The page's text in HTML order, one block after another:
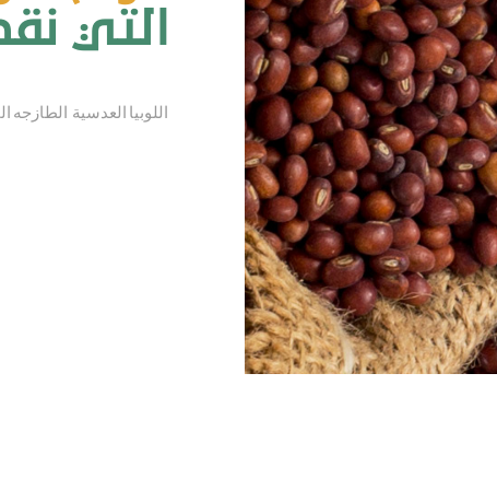
التي
اللوبيا العدسية الطازجه